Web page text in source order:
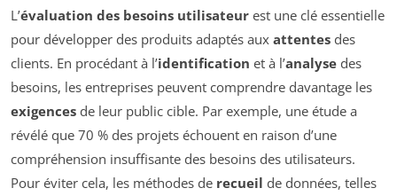
L’évaluation des besoins utilisateur est une clé essentielle
pour développer des produits adaptés aux attentes des
clients. En procédant à l’identification et à l’analyse des
besoins, les entreprises peuvent comprendre davantage les
exigences de leur public cible. Par exemple, une étude a
révélé que 70 % des projets échouent en raison d’une
compréhension insuffisante des besoins des utilisateurs.
Pour éviter cela, les méthodes de recueil de données, telles